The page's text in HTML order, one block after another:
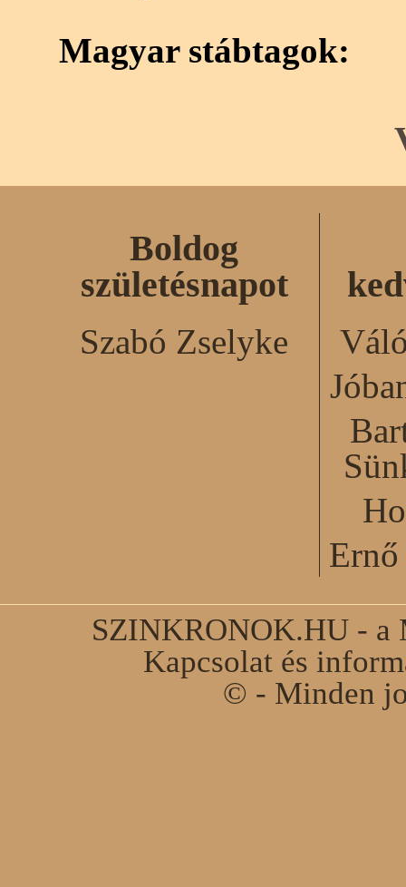
Magyar stábtagok:
Boldog
születésnapot
Szabó Zselyke
SZINKRONOK.HU - a
Kapcsolat és
© - Minden